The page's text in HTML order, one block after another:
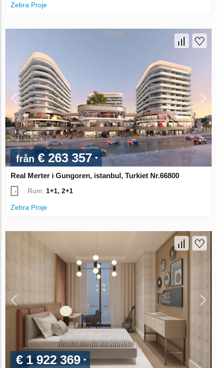
Zebra Proje
från€ 263 357
Real Merter i Gungoren, istanbul, Turkiet Nr.66800
Rum: 1+1, 2+1
Zebra Proje
€ 1 922 369